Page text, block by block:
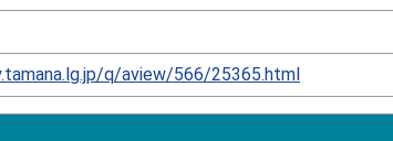
q/aview/566/25365.html